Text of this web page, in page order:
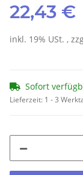
22,43 €
inkl. 19% USt. ,
Sofort
Lieferzeit: 1 - 3